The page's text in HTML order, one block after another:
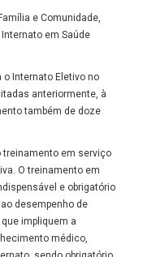
e Comunidade,
em Saúde
Internato Eletivo no
anteriormente, à
também de doze
treinamento em serviço
O treinamento em
e obrigatório
desempenho de
impliquem a
médico,